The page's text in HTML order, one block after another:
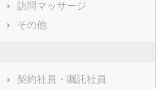
川崎市幸区
川崎市高津区
訪問マッサージ
その他
契約社員・嘱託社員